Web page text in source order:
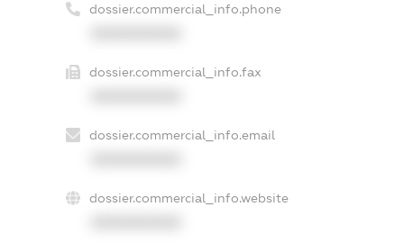
dossier.commercial_info.phone
dossier.commercial_info.fax
dossier.commercial_info.email
dossier.commercial_info.website